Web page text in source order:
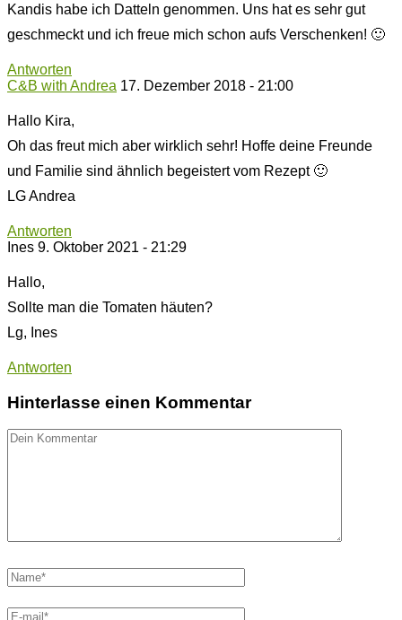
Kandis habe ich Datteln genommen. Uns hat es sehr gut
geschmeckt und ich freue mich schon aufs Verschenken! 🙂
Antworten
C&B with Andrea 17. Dezember 2018 - 21:00
Hallo Kira,
Oh das freut mich aber wirklich sehr! Hoffe deine Freunde
und Familie sind ähnlich begeistert vom Rezept 🙂
LG Andrea
Antworten
Ines 9. Oktober 2021 - 21:29
Hallo,
Sollte man die Tomaten häuten?
Lg, Ines
Antworten
Hinterlasse einen Kommentar